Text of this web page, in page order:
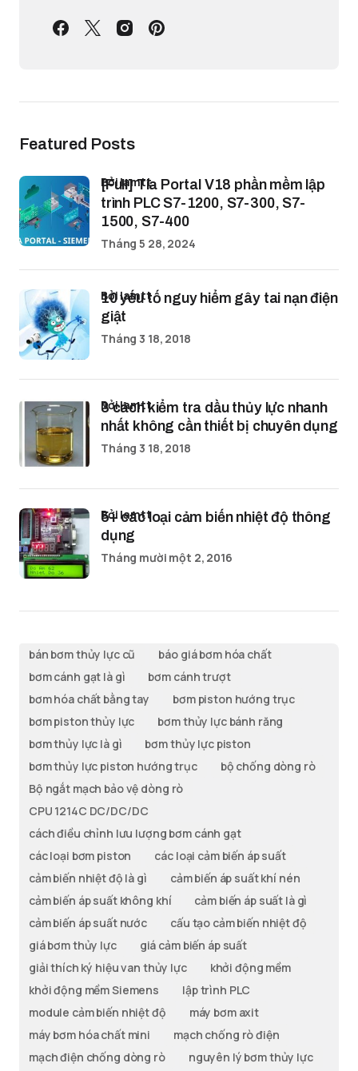
Featured Posts
[Full] Tia Portal V18 phần mềm lập
trình PLC S7-1200, S7-300, S7-
1500, S7-400
bởi lamtt
Tháng 5 28, 2024
10 yếu tố nguy hiểm gây tai nạn điện
giật
bởi lamtt
Tháng 3 18, 2018
3 cách kiểm tra dầu thủy lực nhanh
nhất không cần thiết bị chuyên dụng
bởi lamtt
Tháng 3 18, 2018
5+ các loại cảm biến nhiệt độ thông
dụng
bởi lamtt
Tháng mười một 2, 2016
bán bơm thủy lực cũ
báo giá bơm hóa chất
bơm cánh gạt là gì
bơm cánh trượt
bơm hóa chất bằng tay
bơm piston hướng trục
bơm piston thủy lực
bơm thủy lực bánh răng
bơm thủy lực là gì
bơm thủy lực piston
bơm thủy lực piston hướng trục
bộ chống dòng rò
Bộ ngắt mạch bảo vệ dòng rò
CPU 1214C DC/DC/DC
cách điều chỉnh lưu lượng bơm cánh gạt
các loại bơm piston
các loại cảm biến áp suất
cảm biến nhiệt độ là gì
cảm biến áp suất khí nén
cảm biến áp suất không khí
cảm biến áp suất là gì
cảm biến áp suất nước
cấu tạo cảm biến nhiệt độ
giá bơm thủy lực
giá cảm biến áp suất
giải thích ký hiệu van thủy lực
khởi động mềm
khởi động mềm Siemens
lập trình PLC
module cảm biến nhiệt độ
máy bơm axit
máy bơm hóa chất mini
mạch chống rò điện
mạch điện chống dòng rò
nguyên lý bơm thủy lực